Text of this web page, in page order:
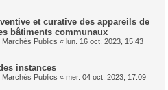
et curative des appareils de
bâtiments communaux
Marchés Publics « lun. 16 oct. 2023, 15:43
instances
Marchés Publics « mer. 04 oct. 2023, 17:09